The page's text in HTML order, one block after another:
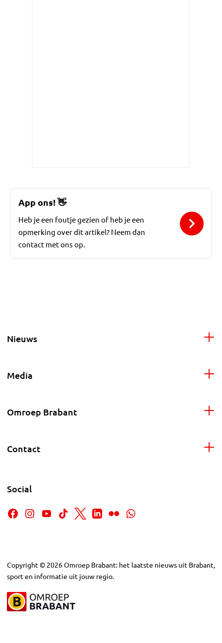
App ons!👋
Heb je een foutje gezien of heb je een
opmerking over dit artikel? Neem dan
contact met ons op.
Nieuws
Media
Omroep Brabant
Contact
Social
Copyright © 2026Omroep Brabant: het laatste nieuws uit Brabant,
sport en informatie uit jouw regio.